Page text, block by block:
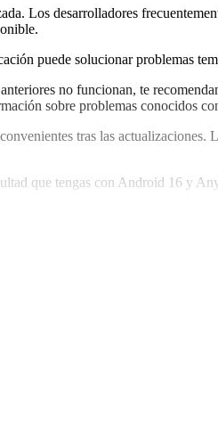
Los desarrolladores
puede solucionar problemas
no funcionan, te
sobre problemas conocidos
tras las
que tengas con Android 16 y